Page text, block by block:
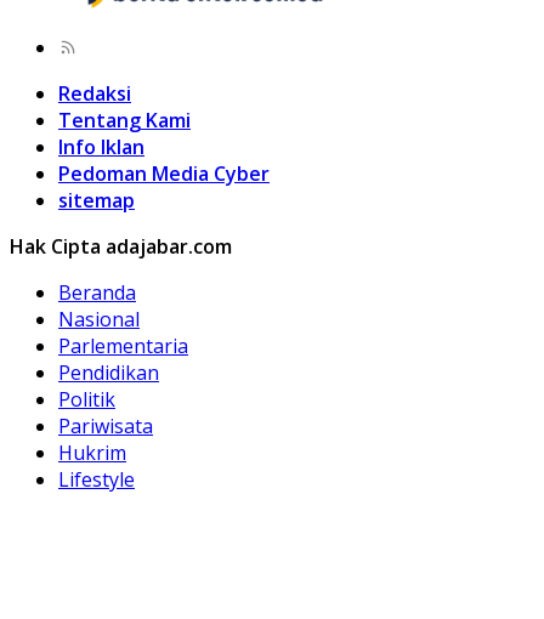
Redaksi
Tentang Kami
Info Iklan
Pedoman Media Cyber
sitemap
Hak Cipta adajabar.com
Beranda
Nasional
Parlementaria
Pendidikan
Politik
Pariwisata
Hukrim
Lifestyle